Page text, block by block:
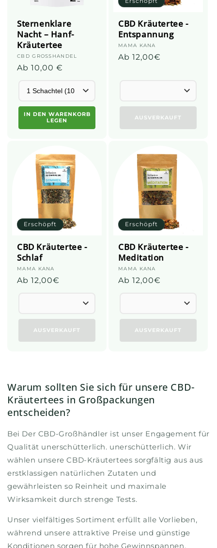
Sternenklare
Nacht – Hanf-
Kräutertee
Anbieter:
CBD GROSSHANDEL
Normalpreis
Ab 10,00 €
IN DEN WARENKORB
LEGEN
CBD Kräutertee -
Entspannung
Anbieter:
MAMA KANA
Üblicher
Ab 12,00€
AUSVERKAUFT
Erschöpft
CBD Kräutertee -
Schlaf
Anbieter:
MAMA KANA
Üblicher
Ab 12,00€
AUSVERKAUFT
Erschöpft
CBD Kräutertee -
Meditation
Anbieter:
MAMA KANA
Üblicher
Ab 12,00€
AUSVERKAUFT
Warum sollten Sie sich für unsere CBD-
Kräutertees in Großpackungen
entscheiden?
Bei Der CBD-Großhändler ist unser Engagement für
Qualität unerschütterlich. unerschütterlich. Wir
wählen unsere CBD-Kräutertees sorgfältig aus aus
erstklassigen natürlichen Zutaten und
gewährleisten so Reinheit und maximale
Wirksamkeit durch strenge Tests.
Unser vielfältiges Sortiment erfüllt alle Vorlieben,
während unsere attraktive Preise und günstige
Konditionen sorgen für hohe Gewinnspannen.